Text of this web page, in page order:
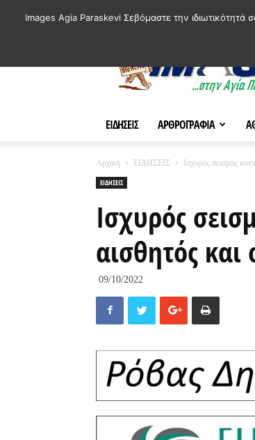
ΕΙΔΗΣΕΙΣ ΑΡΘΡΟΓΡΑΦΙΑ
Αρχική ΕΙΔΗΣΕΙΣ
Ισχυρός σεισμός
ΕΙΔΗΣΕΙΣ
Ισχυρός
αισθητός
09/10/2022
Images Agia Paraskevi Σεβόμαστε την